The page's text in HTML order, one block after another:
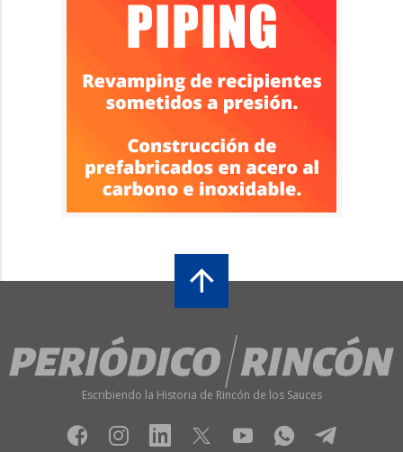
Escribiendo la Historia de Rincón de los Sauces